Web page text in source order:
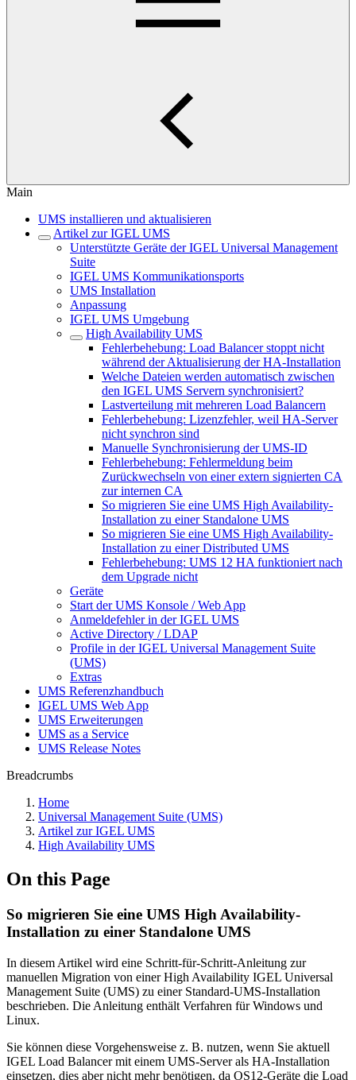
Main
UMS installieren und aktualisieren
Artikel zur IGEL UMS
Unterstützte Geräte der IGEL Universal Management
Suite
IGEL UMS Kommunikationsports
UMS Installation
Anpassung
IGEL UMS Umgebung
High Availability UMS
Fehlerbehebung: Load Balancer stoppt nicht
während der Aktualisierung der HA-Installation
Welche Dateien werden automatisch zwischen
den IGEL UMS Servern synchronisiert?
Lastverteilung mit mehreren Load Balancern
Fehlerbehebung: Lizenzfehler, weil HA-Server
nicht synchron sind
Manuelle Synchronisierung der UMS-ID
Fehlerbehebung: Fehlermeldung beim
Zurückwechseln von einer extern signierten CA
zur internen CA
So migrieren Sie eine UMS High Availability-
Installation zu einer Standalone UMS
So migrieren Sie eine UMS High Availability-
Installation zu einer Distributed UMS
Fehlerbehebung: UMS 12 HA funktioniert nach
dem Upgrade nicht
Geräte
Start der UMS Konsole / Web App
Anmeldefehler in der IGEL UMS
Active Directory / LDAP
Profile in der IGEL Universal Management Suite
(UMS)
Extras
UMS Referenzhandbuch
IGEL UMS Web App
UMS Erweiterungen
UMS as a Service
UMS Release Notes
Breadcrumbs
Home
Universal Management Suite (UMS)
Artikel zur IGEL UMS
High Availability UMS
On this Page
So migrieren Sie eine UMS High Availability-
Installation zu einer Standalone UMS
In diesem Artikel wird eine Schritt-für-Schritt-Anleitung zur
manuellen Migration von einer High Availability IGEL Universal
Management Suite (UMS) zu einer Standard-UMS-Installation
beschrieben. Die Anleitung enthält Verfahren für Windows und
Linux.
Sie können diese Vorgehensweise z. B. nutzen, wenn Sie aktuell
IGEL Load Balancer mit einem UMS-Server als HA-Installation
einsetzen, dies aber nicht mehr benötigen, da OS12-Geräte die Load